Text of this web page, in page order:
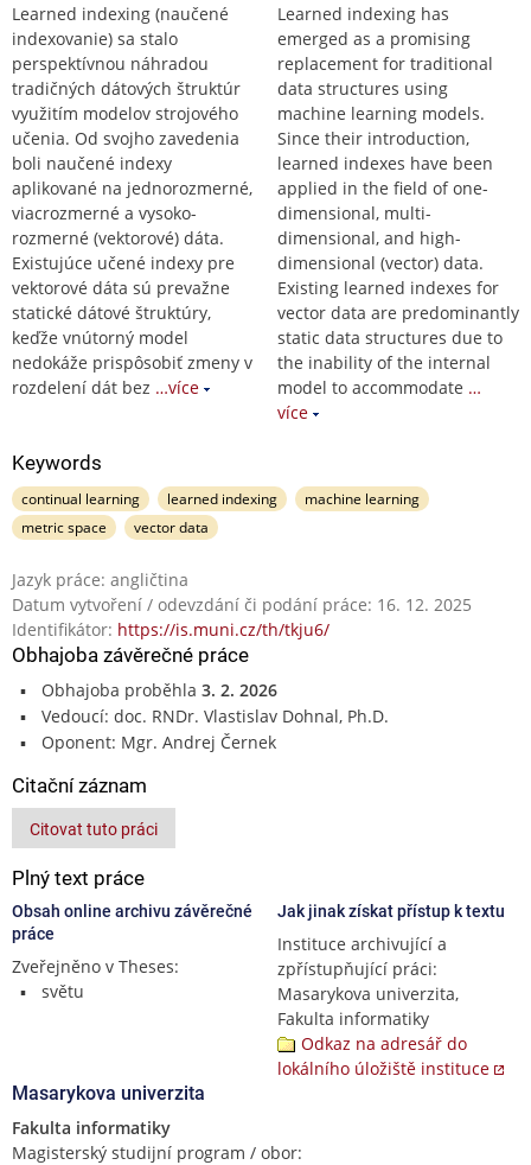
Learned indexing (naučené
indexovanie) sa stalo
perspektívnou náhradou
tradičných dátových štruktúr
využitím modelov strojového
učenia. Od svojho zavedenia
boli naučené indexy
aplikované na jednorozmerné,
viacrozmerné a vysoko-
rozmerné (vektorové) dáta.
Existujúce učené indexy pre
vektorové dáta sú prevažne
statické dátové štruktúry,
keďže vnútorný model
nedokáže prispôsobiť zmeny v
rozdelení dát bez …více
Learned indexing has
emerged as a promising
replacement for traditional
data structures using
machine learning models.
Since their introduction,
learned indexes have been
applied in the field of one-
dimensional, multi-
dimensional, and high-
dimensional (vector) data.
Existing learned indexes for
vector data are predominantly
static data structures due to
the inability of the internal
model to accommodate …
více
Keywords
continual learning learned indexing
machine learning
metric space
vector data
Jazyk práce: angličtina
Datum vytvoření / odevzdání či podání práce: 16. 12. 2025
Identifikátor: https://is.muni.cz/th/tkju6/
Obhajoba závěrečné práce
Obhajoba proběhla 3. 2. 2026
Vedoucí: doc. RNDr. Vlastislav Dohnal, Ph.D.
Oponent: Mgr. Andrej Černek
Citační záznam
Citovat tuto práci
Plný text práce
Obsah online archivu závěrečné
práce
Zveřejněno v Theses:
světu
Jak jinak získat přístup k textu
Instituce archivující a
zpřístupňující práci:
Masarykova univerzita,
Fakulta informatiky
Odkaz na adresář do
lokálního úložiště instituce
Masarykova univerzita
Fakulta informatiky
Magisterský studijní program / obor: